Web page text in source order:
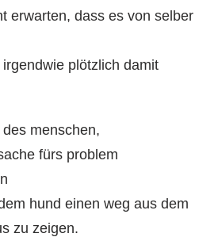
erwarten, dass es von selber
plötzlich damit
menschen,
fürs problem
hund einen weg aus dem
zu zeigen.